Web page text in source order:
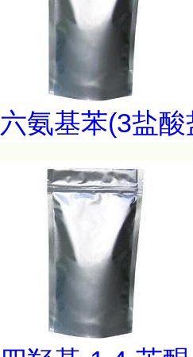
六氨基苯(3盐酸